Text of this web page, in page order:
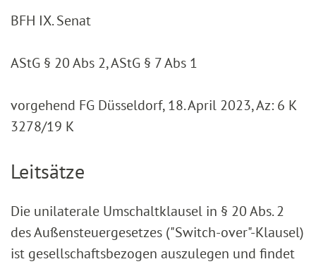
BFH IX. Senat
AStG § 20 Abs 2, AStG § 7 Abs 1
vorgehend FG Düsseldorf, 18. April 2023, Az: 6 K
3278/19 K
Leitsätze
Die unilaterale Umschaltklausel in § 20 Abs. 2
des Außensteuergesetzes ("Switch-over"-Klausel)
ist gesellschaftsbezogen auszulegen und findet